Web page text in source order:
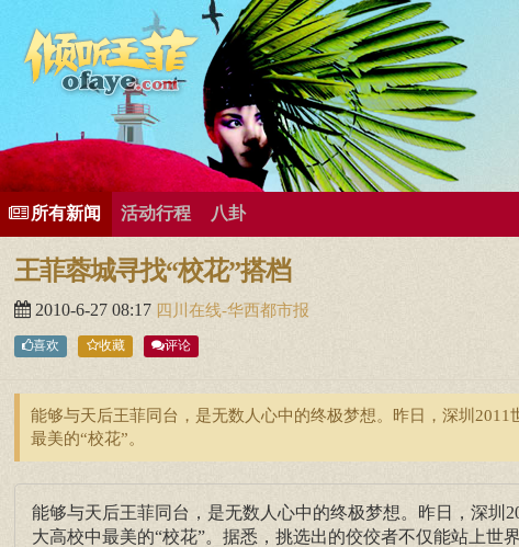
有歌曲专辑
王菲新闻王菲的精美图片王菲精彩视频王菲论坛给王菲留言用户中心王菲资
所有新闻 活动行程 八卦
王菲蓉城寻找“校花”搭档
2010-6-27 08:17 四川在线-华西都市报
喜欢 收藏 评论
能够与天后王菲同台，是无数人心中的终极梦想。昨日，深圳
最美的“校花”。
能够与天后王菲同台，是无数人心中的终极梦想。昨日，深圳
大高校中最美的“校花”。据悉，挑选出的佼佼者不仅能站上